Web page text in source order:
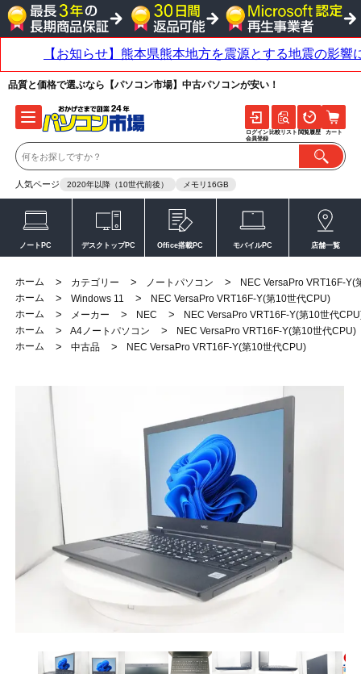
品質と価格で選ぶなら【パソコン市場】中古パソコンが安い！
人気ページ 2020年以降（10世代前後） メモリ16GB
ログイン
会員登録
比較リスト 閲覧履歴 カート
ノートPC デスクトップPC Office搭載PC モバイルPC 店舗一覧
ホーム > カテゴリー > ノートパソコン >
NEC VersaPro VRT16F-Y(
ホーム
> Windows 11 >
NEC VersaPro VRT16F-Y(第10世代CPU)
ホーム
> メーカー > NEC >
NEC VersaPro VRT16F-Y(第10世代
ホーム
> A4ノートパソコン >
NEC VersaPro VRT16F-Y(第10世代CPU)
ホーム
> 中古品 > NEC VersaPro VRT16F-Y(第10世代CPU)